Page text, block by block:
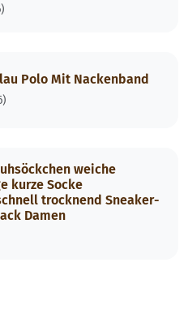
Polo Mit Nackenband
weiche
kurze Socke
trocknend Sneaker-
Damen